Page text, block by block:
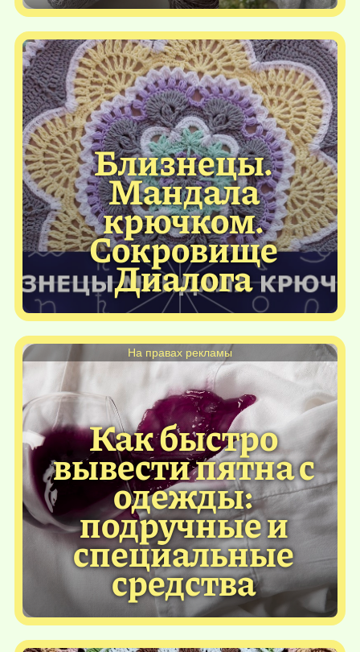
Близнецы.
Мандала
крючком.
Сокровище
Диалога
Как быстро
вывести пятна с
одежды:
подручные и
специальные
средства
На правах рекламы